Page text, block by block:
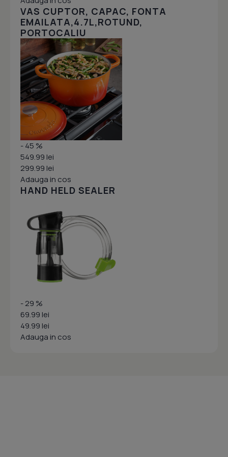
VAS CUPTOR, CAPAC, FONTA
EMAILATA,4.7L,ROTUND,
PORTOCALIU
- 45 %
549.99 lei
299.99 lei
Adauga in cos
HAND HELD SEALER
- 29 %
69.99 lei
49.99 lei
Adauga in cos